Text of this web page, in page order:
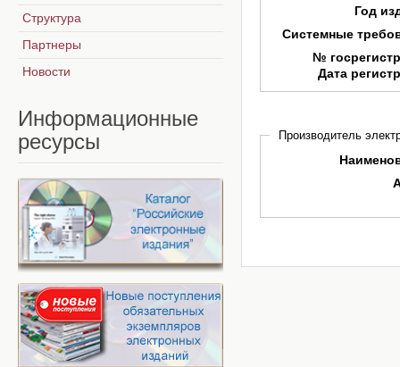
Год
Системные
№
Дата
Производитель
Структура
Партнеры
Новости
Информационные
ресурсы